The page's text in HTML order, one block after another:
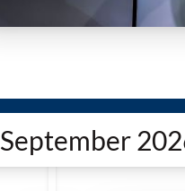
September